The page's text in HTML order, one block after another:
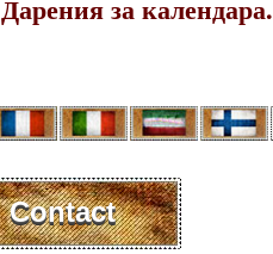
Дарения за календара.
Contact